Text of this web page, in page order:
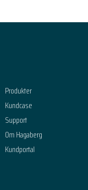
Produkter
Kundcase
Support
Om Hagaberg
Kundportal